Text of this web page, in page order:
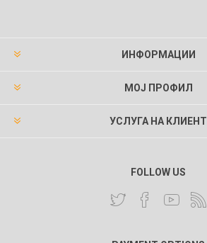
ИНФОРМАЦИИ
МОЈ ПРОФИЛ
УСЛУГА НА КЛИЕНТ
FOLLOW US